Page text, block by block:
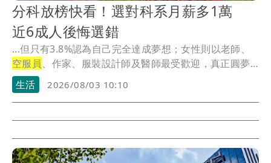
分科放榜快看！選對科系月薪多1萬
近6成人後悔選錯
...但只有3.8%認為自己完全達成夢想；女性則以老師、
空服員、作家、服裝設計師及醫師最受歡迎，真正圓夢
的...
生活 2026/08/03 10:10